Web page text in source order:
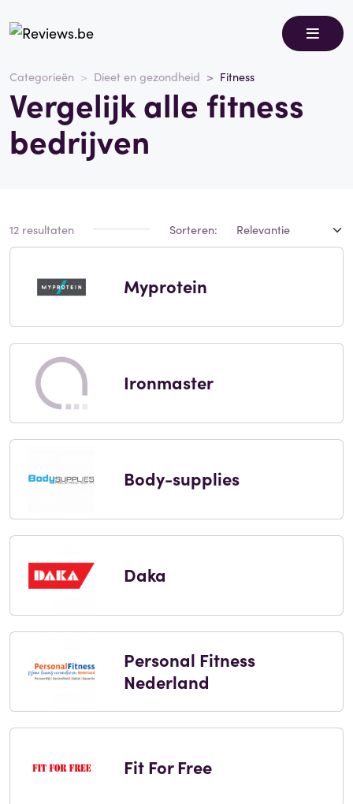
Categorieën Dieet en gezondheid Fitness
Vergelijk alle fitness
bedrijven
12 resultaten Sorteren:
Myprotein
Ironmaster
Body-supplies
Daka
Personal Fitness
Nederland
Fit For Free